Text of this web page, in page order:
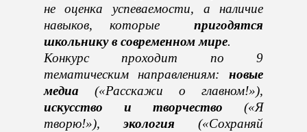
не оценка успеваемости, а наличие
навыков, которыепригодятся
школьнику в современном мире.
Конкурс проходит по 9
тематическим направлениям:новые
медиа («Расскажи о главном!»),
искусство и творчество («Я
творю!»),экология («Сохраняй